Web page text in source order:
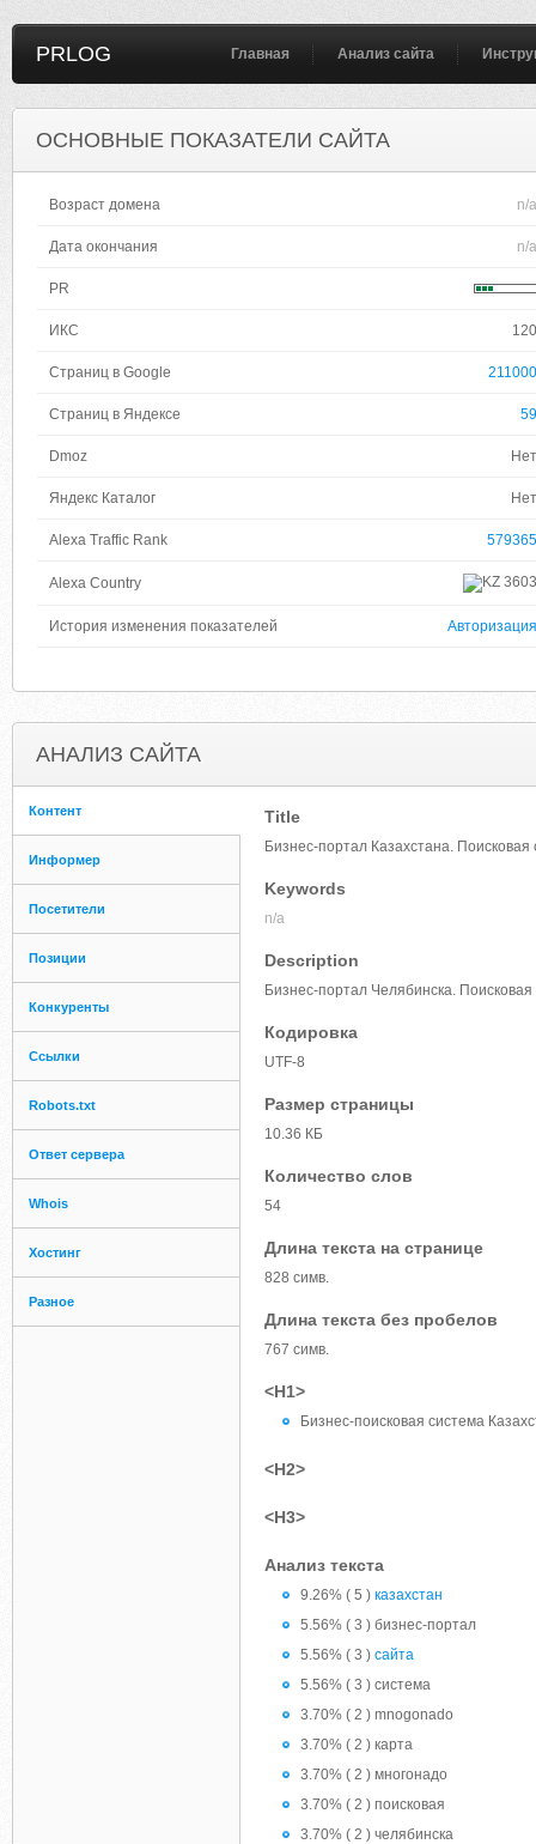
PRLOG Главная Анализ сайта
ОСНОВНЫЕ ПОКАЗАТЕЛИ САЙТА
Возраст домена n/a
Дата окончания n/a
PR
ИКС 120
Страниц в Google 211000
Страниц в Яндексе 59
Dmoz Нет
Яндекс Каталог Нет
Alexa Traffic Rank 579365
Alexa Country 3603
История изменения показателей Авторизация
АНАЛИЗ САЙТА
Контент
Информер
Посетители
Позиции
Конкуренты
Ссылки
Robots.txt
Ответ сервера
Whois
Хостинг
Разное
Title
Бизнес-портал Казахстана.
Keywords
n/a
Description
Бизнес-портал Челябинска.
Кодировка
UTF-8
Размер страницы
10.36 КБ
Количество слов
54
Длина текста на странице
828 симв.
Длина текста без пробелов
767 симв.
<H1>
Бизнес-поисковая система
<H2>
<H3>
Анализ текста
9.26% ( 5 ) казахстан
5.56% ( 3 ) бизнес-портал
5.56% ( 3 ) сайта
5.56% ( 3 ) система
3.70% ( 2 ) mnogonado
3.70% ( 2 ) карта
3.70% ( 2 ) многонадо
3.70% ( 2 ) поисковая
3.70% ( 2 ) челябинска